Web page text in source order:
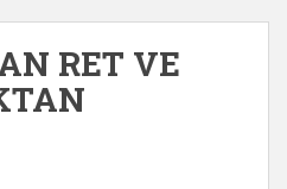
RET VE